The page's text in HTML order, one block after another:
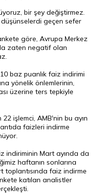
bir şey değiştirmez.
geçen sefer
göre, Avrupa Merkez
zaten negatif olan
baz puanlık faiz indirimi
yönelik önlemlerinin,
üzerine ters tepkiyle
işlemci, AMB'nin bu ayın
faizleri indirme
indiriminin Mart ayında da
haftanın sonlarına
toplantısında faiz indirme
katılan analistler